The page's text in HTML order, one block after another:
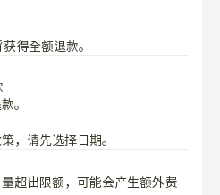
，请先选择日期。
超出限额，可能会产生额外费
预订吗？